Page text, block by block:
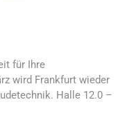
für Ihre
wird Frankfurt wieder
Halle 12.0 –